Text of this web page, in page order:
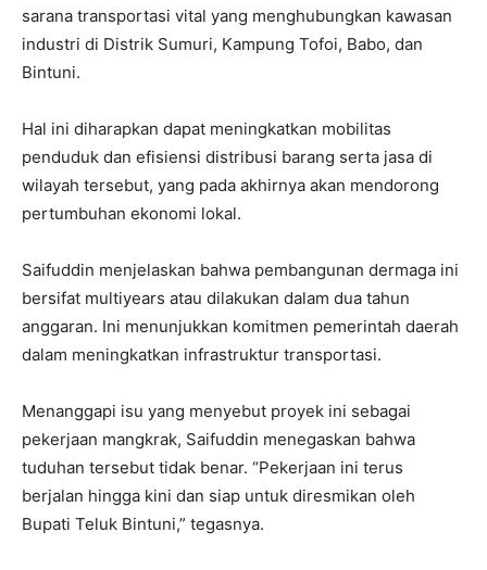
sarana transportasi vital yang menghubungkan kawasan
industri di Distrik Sumuri, Kampung Tofoi, Babo, dan
Bintuni.
Hal ini diharapkan dapat meningkatkan mobilitas
penduduk dan efisiensi distribusi barang serta jasa di
wilayah tersebut, yang pada akhirnya akan mendorong
pertumbuhan ekonomi lokal.
Saifuddin menjelaskan bahwa pembangunan dermaga ini
bersifat multiyears atau dilakukan dalam dua tahun
anggaran. Ini menunjukkan komitmen pemerintah daerah
dalam meningkatkan infrastruktur transportasi.
Menanggapi isu yang menyebut proyek ini sebagai
pekerjaan mangkrak, Saifuddin menegaskan bahwa
tuduhan tersebut tidak benar. “Pekerjaan ini terus
berjalan hingga kini dan siap untuk diresmikan oleh
Bupati Teluk Bintuni,” tegasnya.